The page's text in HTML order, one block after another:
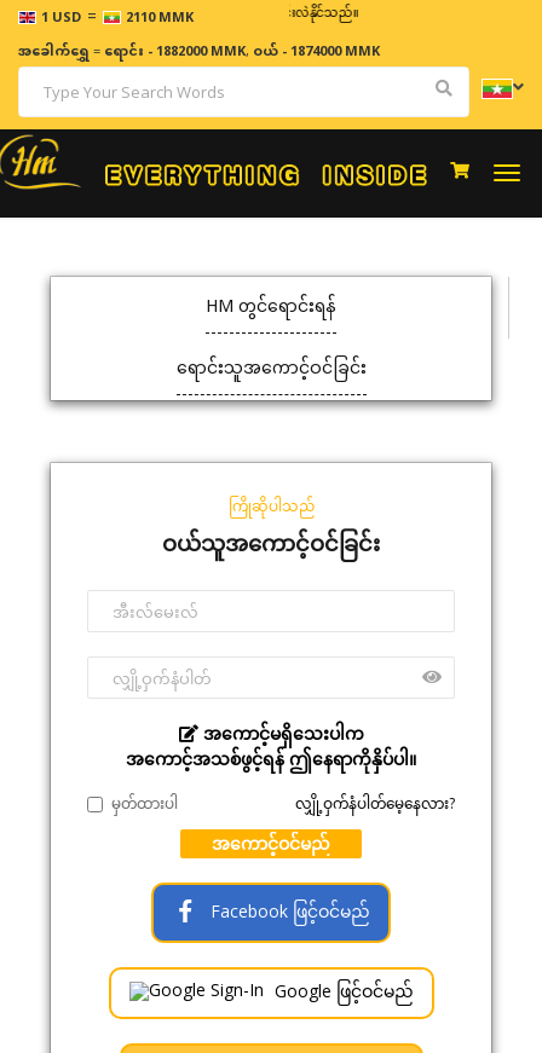
1 USD = 2110 MMK
ဈေးနှုန်းများသည် အချိန်နှင့် အမျှပြောင်းလဲနိုင်သည်။
အခေါက်ရွှေ=ရောင်း - 1882000 MMK, ဝယ် - 1874000 MMK
HM တွင်ရောင်းရန်
ရောင်းသူအကောင့်ဝင်ခြင်း
ကြိုဆိုပါသည်
ဝယ်သူအကောင့်ဝင်ခြင်း
အကောင့်မရှိသေးပါက
အကောင့်အသစ်ဖွင့်ရန် ဤနေရာကိုနှိပ်ပါ။
မှတ်ထားပါ လျှို့ဝှက်နံပါတ်မေ့နေလား?
အကောင့်ဝင်မည်
Facebook ဖြင့်ဝင်မည်
Google ဖြင့်ဝင်မည်